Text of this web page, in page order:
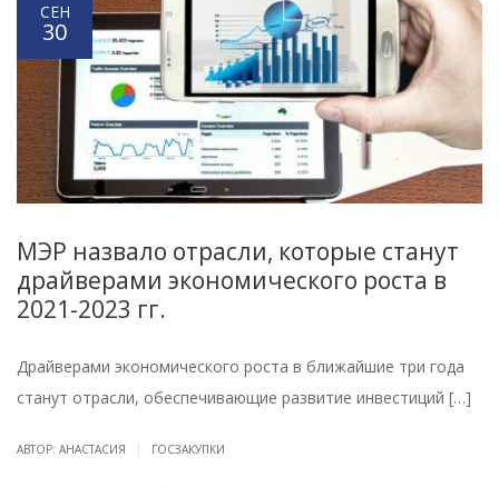
СЕН
30
МЭР назвало отрасли, которые станут
драйверами экономического роста в
2021-2023 гг.
Драйверами экономического роста в ближайшие три года
станут отрасли, обеспечивающие развитие инвестиций […]
АВТОР: АНАСТАСИЯ ГОСЗАКУПКИ